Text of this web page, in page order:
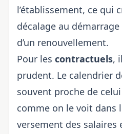
l’établissement, ce qui
décalage au
d’un renouvellement.
Pour les contractuels,
prudent. Le calendrier
souvent proche de
comme on le voit dans
versement des salaires